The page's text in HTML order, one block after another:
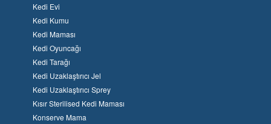
Kedi Evi
Kedi Kumu
Kedi Maması
Kedi Oyuncağı
Kedi Tarağı
Kedi Uzaklaştırıcı Jel
Kedi Uzaklaştırıcı Sprey
Kısır Sterilised Kedi Maması
Konserve Mama